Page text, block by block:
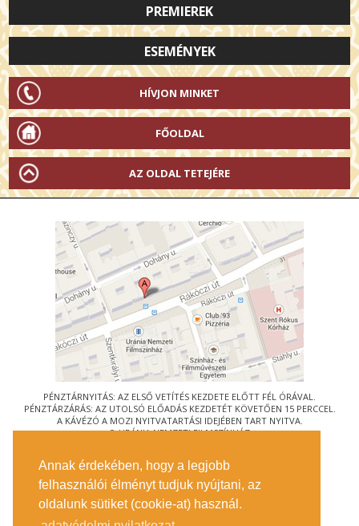
Annak érdekében, hogy a legjobb
felhasználói élményt tudjuk nyújtani, az
oldalunk sütiket (cookie-at) használ.
PREMIEREK
ESEMÉNYEK
HÍVJON MINKET
FŐOLDAL
AZ OLDAL TETEJÉRE
PÉNZTÁRNYITÁS: AZ ELSŐ VETÍTÉS KEZDETE ELŐTT FÉL ÓRÁVAL.
PÉNZTÁRZÁRÁS: AZ UTOLSÓ ELŐADÁS KEZDETÉT KÖVETŐEN 15 PERCCEL.
A KÁVÉZÓ A MOZI NYITVATARTÁSI IDEJÉBEN TART NYITVA.
© URÁNIA NEMZETI FILMSZÍNHÁZ
1088 BUDAPEST, RÁKÓCZI ÚT 21.
MEGKÖZELÍTÉS
JEGYINFORMÁCIÓ
ÍRJON NEKÜNK!